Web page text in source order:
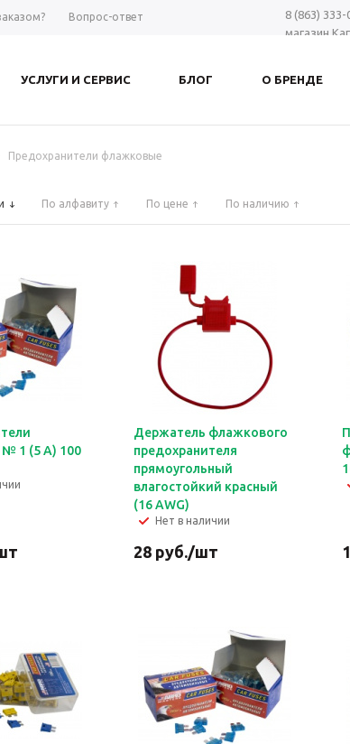
Вопрос-ответ
8 (863)
магазин
+7 961 423-
УСЛУГИ И СЕРВИС БЛОГ О БРЕНДЕ
Предохранители флажковые
По алфавиту По цене По наличию
1 (5 А) 100
Держатель флажкового
предохранителя
прямоугольный
влагостойкий красный
(16 AWG)
Нет в наличии
28руб./шт